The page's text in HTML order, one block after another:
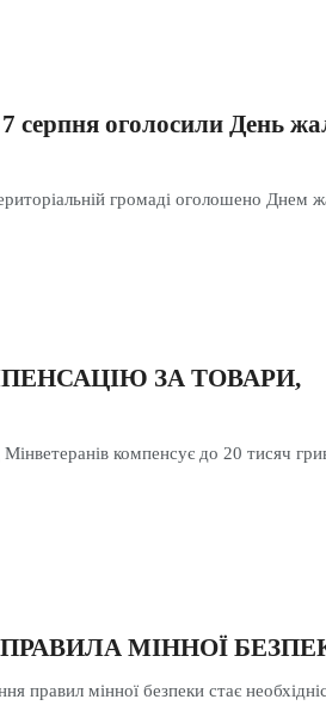
серпня оголосили День
громаді оголошено Днем
ЗА ТОВАРИ,
компенсує до 20 тисяч
МІННОЇ
правил мінної безпеки стає